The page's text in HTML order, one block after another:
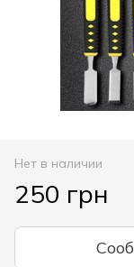
Нет в наличии
250 грн